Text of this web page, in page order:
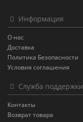
Информация
О нас
Доставка
Политика Безопасности
Условия соглашения
Служба поддержки
Контакты
Возврат товара